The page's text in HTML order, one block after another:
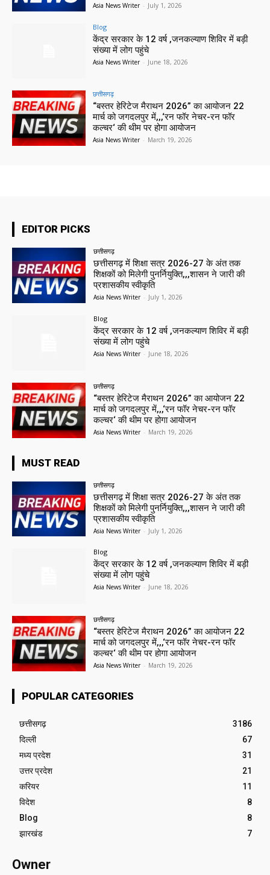
Asia News Writer - July 1, 2026
Blog
केंद्र सरकार के 12 वर्ष ,जनकल्याण शिविर में बड़ी
संख्या में लोग पहुंचे
Asia News Writer - June 18, 2026
छत्तीसगढ़
“बस्तर हेरिटेज मैराथन 2026” का आयोजन 22
मार्च को जगदलपुर में,,,‘रन फॉर नेचर-रन फॉर
कल्चर‘ की थीम पर होगा आयोजन
Asia News Writer - March 19, 2026
EDITOR PICKS
छत्तीसगढ़
छत्तीसगढ़ में शिक्षा सत्र 2026-27 के अंत तक
शिक्षकों को मिलेगी पुनर्नियुक्ति,,,शासन ने जारी की
प्रशासकीय स्वीकृति
Asia News Writer - July 1, 2026
Blog
केंद्र सरकार के 12 वर्ष ,जनकल्याण शिविर में बड़ी
संख्या में लोग पहुंचे
Asia News Writer - June 18, 2026
छत्तीसगढ़
“बस्तर हेरिटेज मैराथन 2026” का आयोजन 22
मार्च को जगदलपुर में,,,‘रन फॉर नेचर-रन फॉर
कल्चर‘ की थीम पर होगा आयोजन
Asia News Writer - March 19, 2026
MUST READ
छत्तीसगढ़
छत्तीसगढ़ में शिक्षा सत्र 2026-27 के अंत तक
शिक्षकों को मिलेगी पुनर्नियुक्ति,,,शासन ने जारी की
प्रशासकीय स्वीकृति
Asia News Writer - July 1, 2026
Blog
केंद्र सरकार के 12 वर्ष ,जनकल्याण शिविर में बड़ी
संख्या में लोग पहुंचे
Asia News Writer - June 18, 2026
छत्तीसगढ़
“बस्तर हेरिटेज मैराथन 2026” का आयोजन 22
मार्च को जगदलपुर में,,,‘रन फॉर नेचर-रन फॉर
कल्चर‘ की थीम पर होगा आयोजन
Asia News Writer - March 19, 2026
POPULAR CATEGORIES
छत्तीसगढ़
3186
दिल्ली
67
मध्य प्रदेश
31
उत्तर प्रदेश
21
करियर
11
विदेश
8
Blog
8
झारखंड
7
Owner